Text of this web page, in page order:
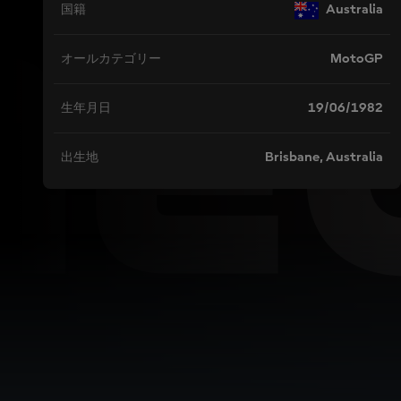
国籍 Australia
オールカテゴリー MotoGP
生年月日 19/06/1982
出生地 Brisbane, Australia